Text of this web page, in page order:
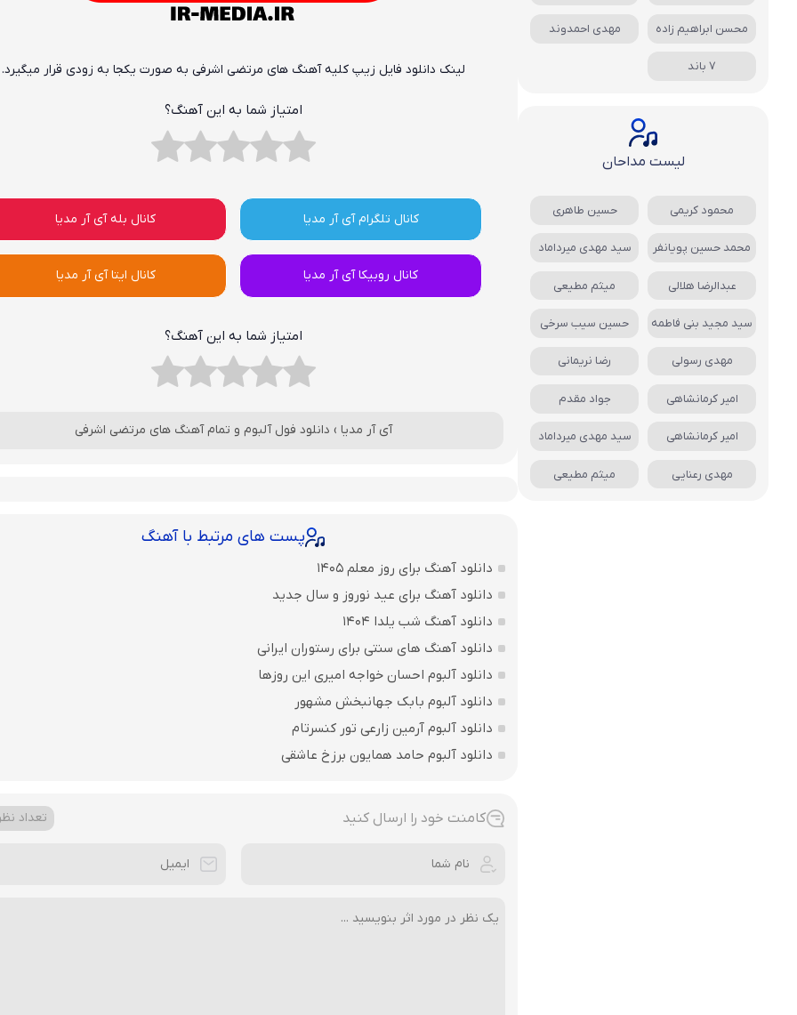
لینک دانلود فایل زیپ کلیه آهنگ های مرتضی اشرفی به صورت یکجا به زودی قرار میگیرد.
امتیاز شما به این آهنگ؟
کانال تلگرام آی آر مدیا کانال بله آی آر مدیا
کانال روبیکا آی آر مدیا کانال ایتا آی آر مدیا
امتیاز شما به این آهنگ؟
آی آر مدیا › دانلود فول آلبوم و تمام آهنگ های مرتضی اشرفی
پست های مرتبط با آهنگ
دانلود آهنگ برای روز معلم 1405
دانلود آهنگ برای عید نوروز و سال جدید
دانلود آهنگ شب یلدا 1404
دانلود آهنگ های سنتی برای رستوران ایرانی
دانلود آلبوم احسان خواجه امیری این روزها
دانلود آلبوم بابک جهانبخش مشهور
دانلود آلبوم آرمین زارعی تور کنسرتام
دانلود آلبوم حامد همایون برزخ عاشقی
کامنت خود را ارسال کنید تعداد
محسن ابراهیم زاده مهدی احمدوند
7 باند
لیست مداحان
محمود کریمی حسین طاهری
محمد حسین پویانفر سید مهدی میرداماد
عبدالرضا هلالی میثم مطیعی
سید مجید بنی فاطمه حسین سیب سرخی
مهدی رسولی رضا نریمانی
امیر کرمانشاهی جواد مقدم
امیر کرمانشاهی سید مهدی میرداماد
مهدی رعنایی میثم مطیعی